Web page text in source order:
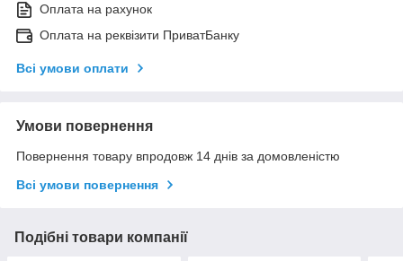
Оплата на рахунок
Оплата на реквізити ПриватБанку
Всі умови оплати
Умови повернення
Повернення товару впродовж 14 днів за домовленістю
Всі умови повернення
Подібні товари компанії